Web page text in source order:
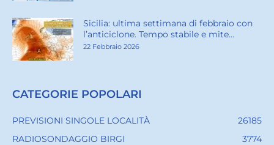
Sicilia: ultima settimana di febbraio con
l’anticiclone. Tempo stabile e mite...
22 Febbraio 2026
CATEGORIE POPOLARI
PREVISIONI SINGOLE LOCALITÀ
26185
RADIOSONDAGGIO BIRGI
3774